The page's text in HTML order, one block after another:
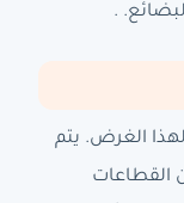
.
الغرض. يتم
القطاعات